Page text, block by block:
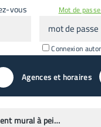
vous
passeConnexion
Mot de
Agences et horaires
Revêtement mural à peindre